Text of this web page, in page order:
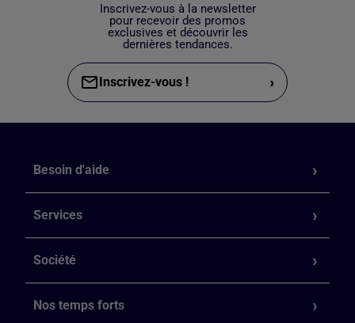
Inscrivez-vous à la newsletter
pour recevoir des promos
exclusives et découvrir les
dernières tendances.
Inscrivez-vous ! ›
Besoin d'aide
Services
Société
Nos temps forts